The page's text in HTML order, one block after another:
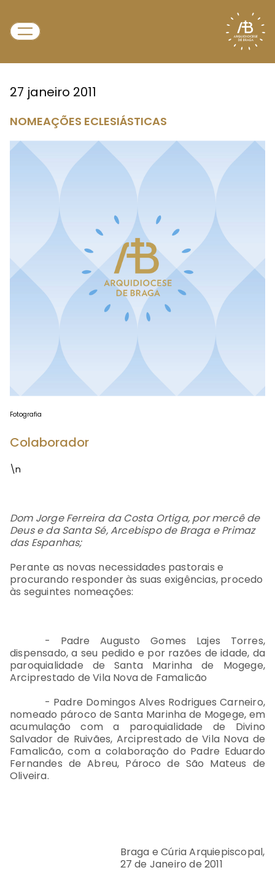
27 janeiro 2011
NOMEAÇÕES ECLESIÁSTICAS
Fotografia
Colaborador
\n
Dom Jorge Ferreira da Costa Ortiga, por mercê de
Deus e da Santa Sé, Arcebispo de Braga e Primaz
das Espanhas;
Perante as novas necessidades pastorais e
procurando responder às suas exigências, procedo
às seguintes nomeações:
- Padre Augusto Gomes Lajes Torres,
dispensado, a seu pedido e por razões de idade, da
paroquialidade de Santa Marinha de Mogege,
Arciprestado de Vila Nova de Famalicão
- Padre Domingos Alves Rodrigues Carneiro,
nomeado pároco de Santa Marinha de Mogege, em
acumulação com a paroquialidade de Divino
Salvador de Ruivães, Arciprestado de Vila Nova de
Famalicão, com a colaboração do Padre Eduardo
Fernandes de Abreu, Pároco de São Mateus de
Oliveira.
Braga e Cúria Arquiepiscopal,
27 de Janeiro de 2011